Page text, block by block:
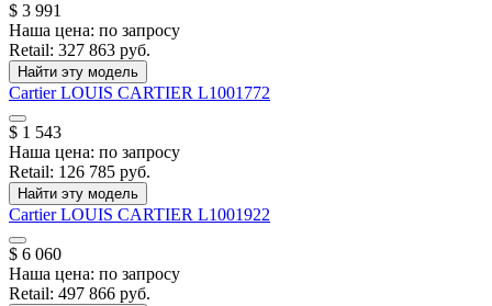
$ 3 991
Наша цена: по запросу
Retail: 327 863 руб.
Найти эту модель
CartierLOUIS CARTIER L1001772
$ 1 543
Наша цена: по запросу
Retail: 126 785 руб.
Найти эту модель
CartierLOUIS CARTIER L1001922
$ 6 060
Наша цена: по запросу
Retail: 497 866 руб.